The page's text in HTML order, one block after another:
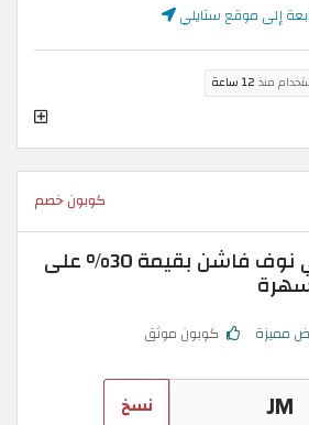
إلى موقع ستايلي
منذ 12 ساعة
كوبون خصم
كود خصم ستايلي نوف فاشن بقيمة 30% على
مميزة كوبون موثق
نسخ